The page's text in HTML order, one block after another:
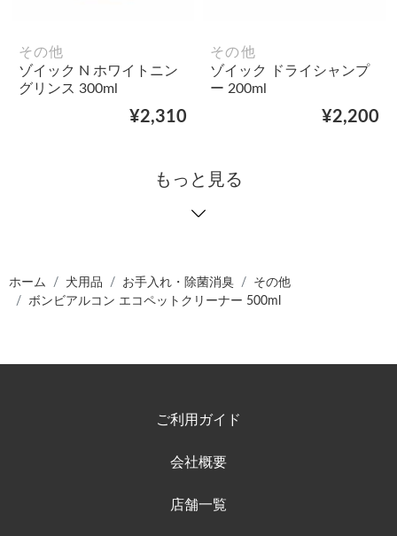
その他
ゾイック N ホワイトニン
グリンス 300ml
¥2,310
その他
ゾイック ドライシャンプ
ー 200ml
¥2,200
もっと見る
ホーム 犬用品 お手入れ・除菌消臭
その他
ボンビアルコン エコペットクリーナー 500ml
ご利用ガイド
会社概要
店舗一覧